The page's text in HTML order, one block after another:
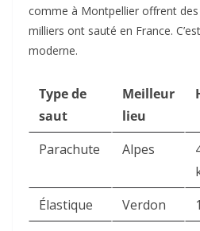
comme à Montpellier offrent des
milliers ont sauté en France.
moderne.
Type de
saut
Meilleur
lieu
Parachute Alpes
Élastique
Verdon